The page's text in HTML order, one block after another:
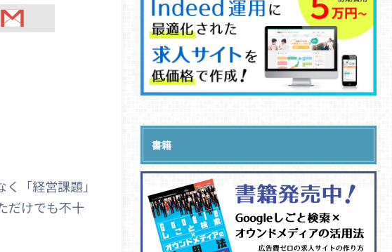
「経営課題」
だけでも不十
書籍